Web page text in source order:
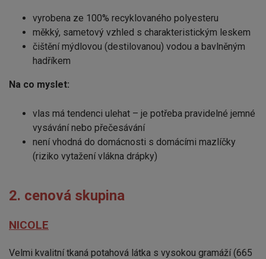
vyrobena ze 100% recyklovaného polyesteru
měkký, sametový vzhled s charakteristickým leskem
čištění mýdlovou (destilovanou) vodou a bavlněným
hadříkem
Na co myslet:
vlas má tendenci ulehat – je potřeba pravidelné jemné
vysávání nebo přečesávání
není vhodná do domácnosti s domácími mazlíčky
(riziko vytažení vlákna drápky)
2. cenová skupina
NICOLE
Velmi kvalitní tkaná potahová látka s vysokou gramáží (665